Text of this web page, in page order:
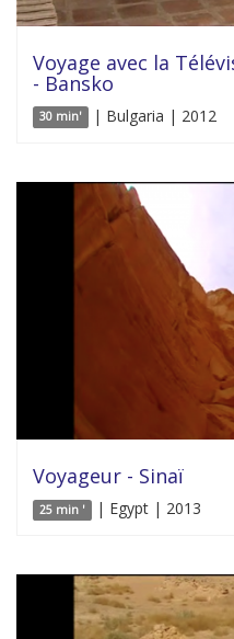
Voyage avec la
- Bansko
30 min' | Bulgaria | 2012
Voyageur - Sinaï
25 min ' | Egypt | 2013